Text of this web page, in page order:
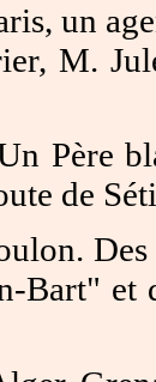
un
M.
Père
de
Bart"